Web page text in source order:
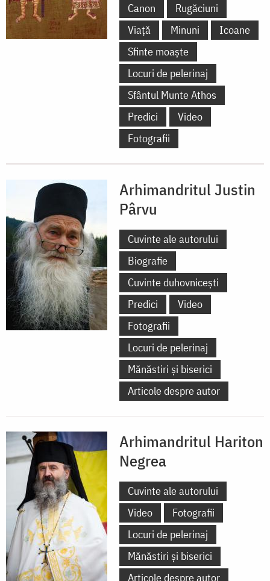
Canon
Rugăciuni
Viață
Minuni
Icoane
Sfinte moaște
Locuri de pelerinaj
Sfântul Munte Athos
Predici
Video
Fotografii
Arhimandritul Justin
Pârvu
Cuvinte ale autorului
Biografie
Cuvinte duhovnicești
Predici
Video
Fotografii
Locuri de pelerinaj
Mănăstiri și biserici
Articole despre autor
Arhimandritul Hariton
Negrea
Cuvinte ale autorului
Video
Fotografii
Locuri de pelerinaj
Mănăstiri și biserici
Articole despre autor